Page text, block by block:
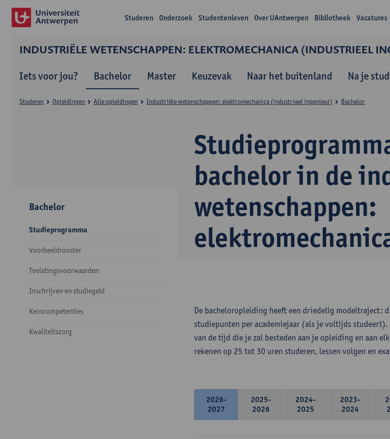
Studeren Onderzoek Studentenleven Over UAntwerpen Bibliotheek Vacatures
INDUSTRIËLE WETENSCHAPPEN: ELEKTROMECHANICA (INDUSTRIEEL
Iets voor jou? Bachelor Master Keuzevak Naar het buitenland Na je
bachelor in de
wetenschappen:
Studeren Opleidingen Alle opleidingen Industriële wetenschappen: elektromechanica (industrieel ingenieur) Bachelor
Bachelor
Studieprogramma
Voorbeeldrooster
Toelatingsvoorwaarden
Inschrijven en studiegeld
Kerncompetenties
Kwaliteitszorg
De bacheloropleiding heeft een driedelig modeltraject:
studiepunten per academiejaar (als je voltijds studeert).
van de tijd die je zal besteden aan je opleiding en aan
rekenen op 25 tot 30 uren studeren, lessen volgen en
2026-
2027
2025-
2026
2024-
2025
2023-
2024